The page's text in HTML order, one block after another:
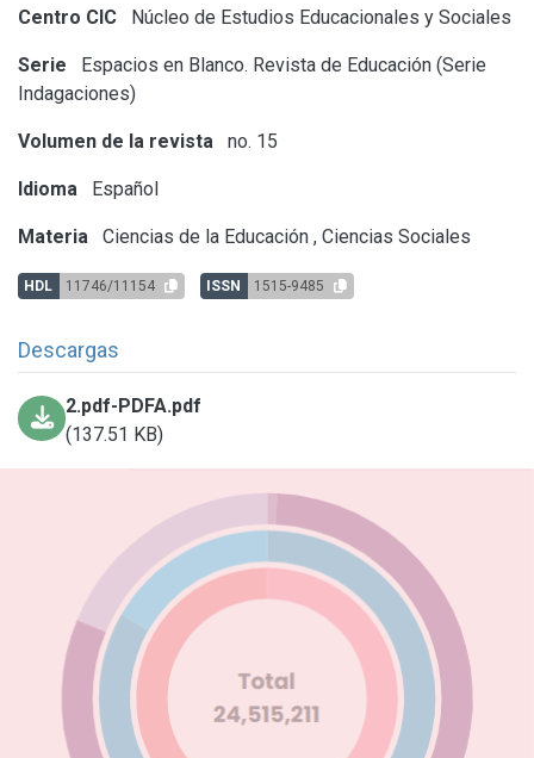
Centro CIC Núcleo de Estudios Educacionales y Sociales
Serie
Espacios en Blanco. Revista de Educación (Serie
Indagaciones)
Volumen de la revista no. 15
Idioma Español
Materia Ciencias de la Educación , Ciencias Sociales
HDL 11746/11154 ISSN 1515-9485
Descargas
2.pdf-PDFA.pdf
(137.51 KB)